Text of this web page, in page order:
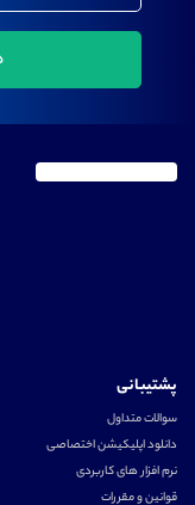
پشتیبانی
سوالات متداول
دانلود اپلیکیشن اختصاصی
نرم افزار های کاربردی
قوانین و مقررات